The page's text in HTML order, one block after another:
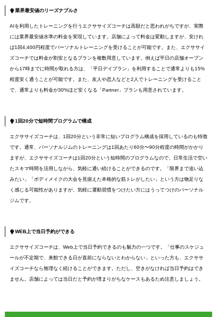
業界最安値のリーズナブルさ
AIを利用したトレーニングを行うエクササイズコーチは高額だと思われがちですが、実際
には業界最安値水準の料金を実現しています。店舗によって料金は変動しますが、安けれ
ば1回4,400円程度でパーソナルトレーニングを受けることが可能です。また、エクササイ
ズコーチでは料金が割安となるプランを複数用意しています。例えば平日の店舗オープン
から17時までに時間が取れる方は、「平日デイプラン」を利用することで通常よりも15%
程度安く通うことが可能です。また、友人や恋人などと2人でトレーニングを受けること
で、通常よりも料金が30%ほど安くなる「Partner」プランも用意されています。
1回20分で短時間プログラムで構成
エクササイズコーチは、1回20分という非常に短いプログラム構成を採用しているのも特徴
です。通常、パーソナルジムのトレーニングは1回あたり60分〜90分程度の時間がかかり
ますが、エクササイズコーチは1回20分という短時間のプログラムなので、日常生活で空い
たスキマ時間を活用しながら、気軽に通い続けることができるのです。「限界まで追い込
みたい」「ボディメイクの大会を見据えた本格的な筋トレがしたい」という方は物足りな
く感じる可能性がありますが、気軽に運動習慣をつけたい方にはうってつけのパーソナル
ジムです。
WEB上で当日予約ができる
エクササイズコーチは、Web上で当日予約できるのも魅力の一つです。「仕事のスケジュ
ールが不定期で、来館できる日が直前にならないとわからない」といった方も、エクササ
イズコーチなら無理なく続けることができます。ただし、空きがなければ当日予約はでき
ません。店舗によっては当日だと予約が埋まりがちなケースもあるため注意しましょう。